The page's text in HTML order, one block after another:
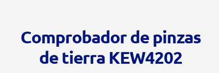
Comprobador de pinzas
de tierra KEW4202